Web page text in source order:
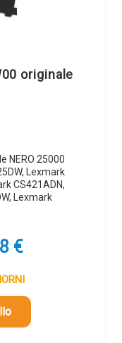
originale
NERO 25000
Lexmark
CS421ADN,
Lexmark
€.
€Il
attuale
è: